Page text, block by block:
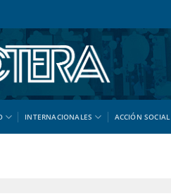
INTERNACIONALES ACCIÓN SOCIAL